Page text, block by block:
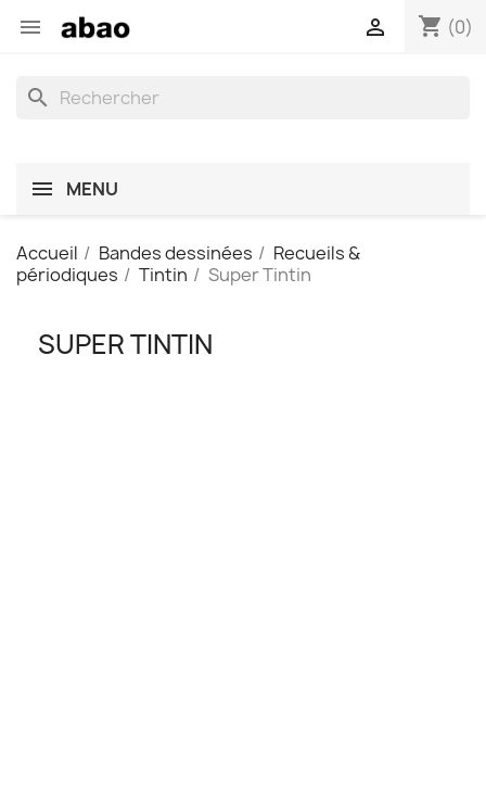
 shopping_cart (0)

search
MENU
Accueil Bandes dessinées
Recueils &
périodiques
Tintin Super Tintin
SUPER TINTIN